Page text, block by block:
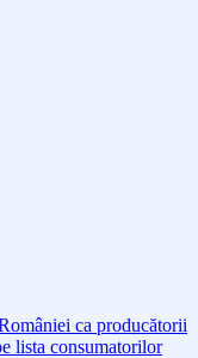
ca producătorii
lista consumatorilor